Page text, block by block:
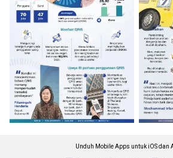
Unduh Mobile Apps untuk iOS dan